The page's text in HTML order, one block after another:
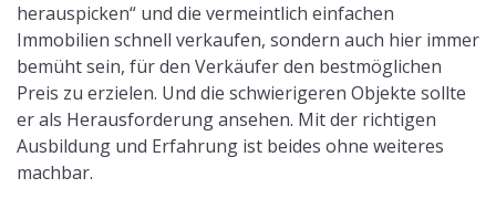
herauspicken“ und die vermeintlich einfachen
Immobilien schnell verkaufen, sondern auch hier immer
bemüht sein, für den Verkäufer den bestmöglichen
Preis zu erzielen. Und die schwierigeren Objekte sollte
er als Herausforderung ansehen. Mit der richtigen
Ausbildung und Erfahrung ist beides ohne weiteres
machbar.